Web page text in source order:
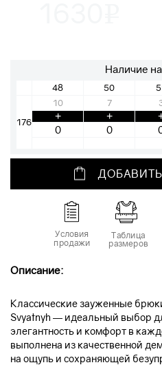
Наличие
48 50
176
10
+
7
+
Условия
продажи
Таблица
размеров
Описание:
Классические зауженные
Svyatnyh — идеальный выбор
элегантность и комфорт в
выполнена из качественной
на ощупь и сохраняющей